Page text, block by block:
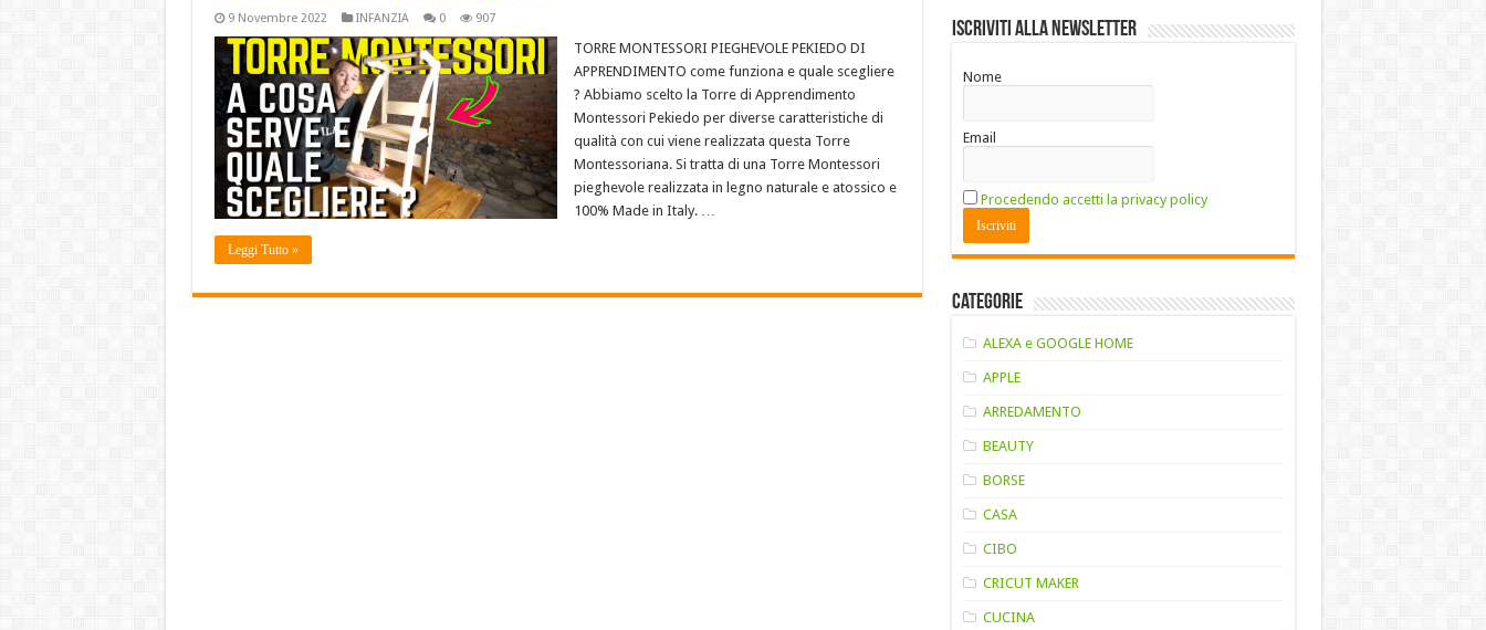
9 Novembre 2022 INFANZIA 0 907
TORRE MONTESSORI PIEGHEVOLE PEKIEDO DI
APPRENDIMENTO come funziona e quale scegliere
? Abbiamo scelto la Torre di Apprendimento
Montessori Pekiedo per diverse caratteristiche di
qualità con cui viene realizzata questa Torre
Montessoriana. Si tratta di una Torre Montessori
pieghevole realizzata in legno naturale e atossico e
100% Made in Italy. …
Leggi Tutto »
Iscriviti alla Newsletter
Nome
Email
Procedendo accetti la privacy policy
Categorie
ALEXA e GOOGLE HOME
APPLE
ARREDAMENTO
BEAUTY
BORSE
CASA
CIBO
CRICUT MAKER
CUCINA